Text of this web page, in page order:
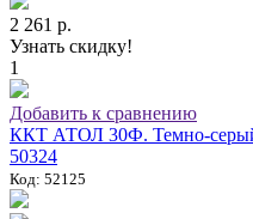
2 261 р.
Узнать скидку!
1
Добавить к сравнению
ККТ АТОЛ 30Ф. Темно-
50324
Код: 52125